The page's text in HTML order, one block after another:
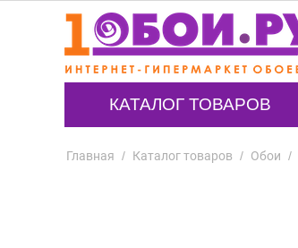
КАТАЛОГ ТОВАРОВ
Главная / Каталог товаров / Обои /